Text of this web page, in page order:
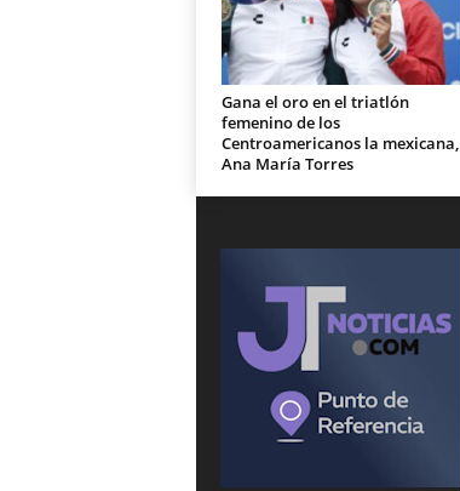
Gana el oro en el triatlón
femenino de los
Centroamericanos la mexicana,
Ana María Torres